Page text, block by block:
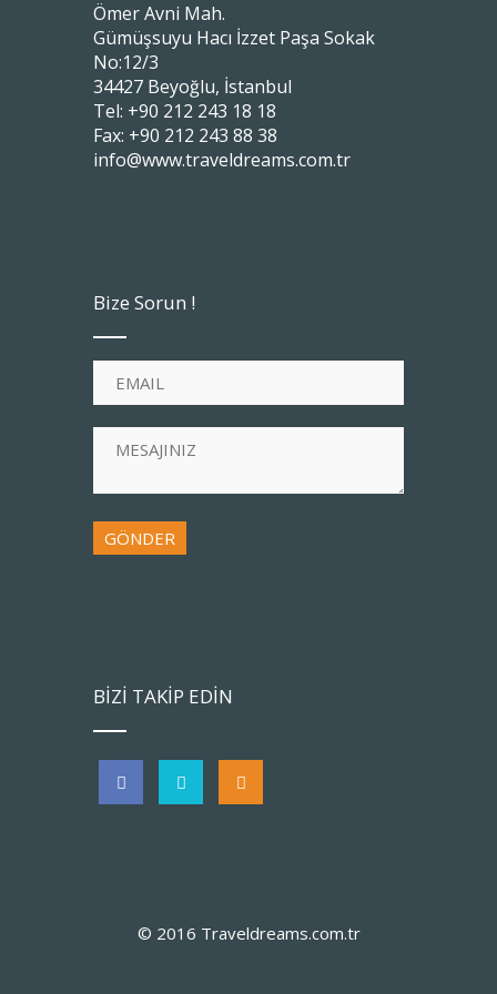
Ömer Avni Mah.
Gümüşsuyu Hacı İzzet Paşa Sokak
No:12/3
34427 Beyoğlu, İstanbul
Tel: +90 212 243 18 18
Fax: +90 212 243 88 38
info@www.traveldreams.com.tr
Bize Sorun !
BİZİ TAKİP EDİN
© 2016 Traveldreams.com.tr